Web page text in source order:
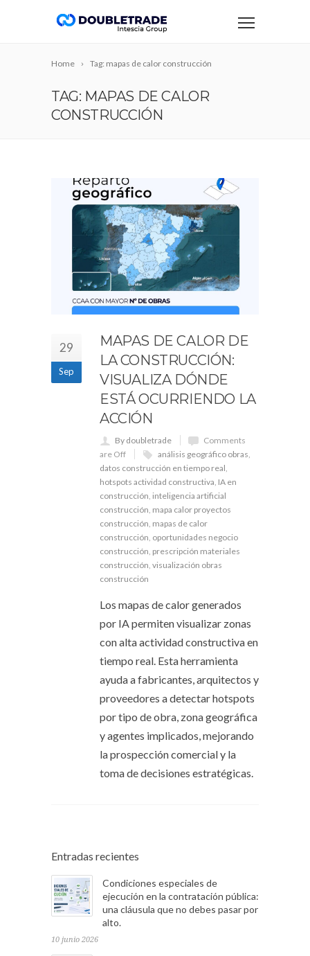
Home Tag: mapas de calor construcción
TAG: MAPAS DE CALOR
CONSTRUCCIÓN
29
Sep
MAPAS DE CALOR DE
LA CONSTRUCCIÓN:
VISUALIZA DÓNDE
ESTÁ OCURRIENDO LA
ACCIÓN
By doubletrade
Comments
are Off
análisis geográfico obras,
datos construcción en tiempo real,
hotspots actividad constructiva, IA en
construcción, inteligencia artificial
construcción, mapa calor proyectos
construcción, mapas de calor
construcción, oportunidades negocio
construcción, prescripción materiales
construcción, visualización obras
construcción
Los mapas de calor generados
por IA permiten visualizar zonas
con alta actividad constructiva en
tiempo real. Esta herramienta
ayuda a fabricantes, arquitectos y
proveedores a detectar hotspots
por tipo de obra, zona geográfica
y agentes implicados, mejorando
la prospección comercial y la
toma de decisiones estratégicas.
Entradas recientes
Condiciones especiales de
ejecución en la contratación pública:
una cláusula que no debes pasar por
alto.
10 junio 2026